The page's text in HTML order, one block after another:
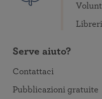
Serve aiuto?
Contattaci
Pubblicazioni gratuite